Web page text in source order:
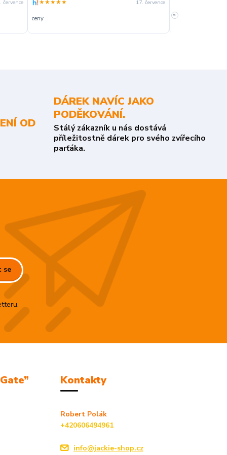
července ★★★★★ 17. července
ceny
slušná rychlost
»
OD
DÁREK NAVÍC JAKO
PODĚKOVÁNÍ.
Stálý zákazník u nás dostává
příležitostně dárek pro svého zvířecího
parťáka.
se
Kontakty
Robert Polák
+420606494961
info@jackie-shop.cz